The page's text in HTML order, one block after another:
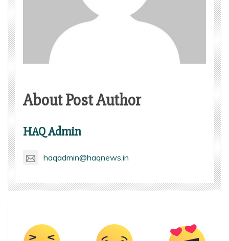
About Post Author
HAQ Admin
haqadmin@haqnews.in